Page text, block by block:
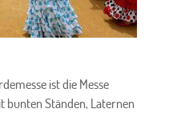
ist die Messe
bunten Ständen, Laternen